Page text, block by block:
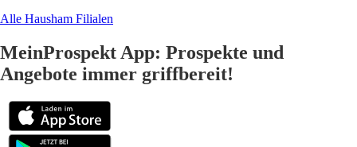
Alle Hausham Filialen
MeinProspekt App: Prospekte und
Angebote immer griffbereit!